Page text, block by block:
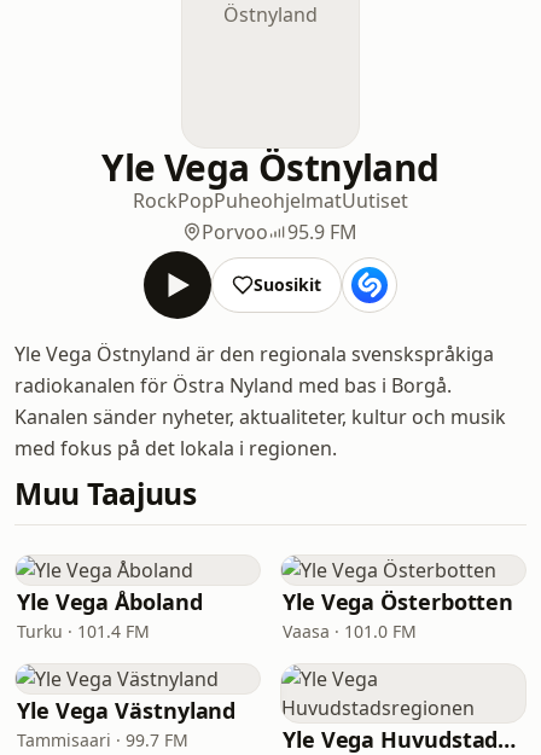
Yle Vega Östnyland
RockPopPuheohjelmatUutiset
Porvoo
95.9 FM
Suosikit
Yle Vega Östnyland är den regionala svenskspråkiga
radiokanalen för Östra Nyland med bas i Borgå.
Kanalen sänder nyheter, aktualiteter, kultur och musik
med fokus på det lokala i regionen.
Muu Taajuus
Yle Vega Åboland
Turku · 101.4 FM
Yle Vega Österbotten
Vaasa · 101.0 FM
Yle Vega Västnyland
Tammisaari · 99.7 FM Yle Vega Huvudstadsregionen